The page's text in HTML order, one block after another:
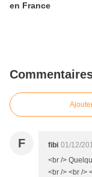
en France
F fibi 01/12/
<br />
<br /> <br />